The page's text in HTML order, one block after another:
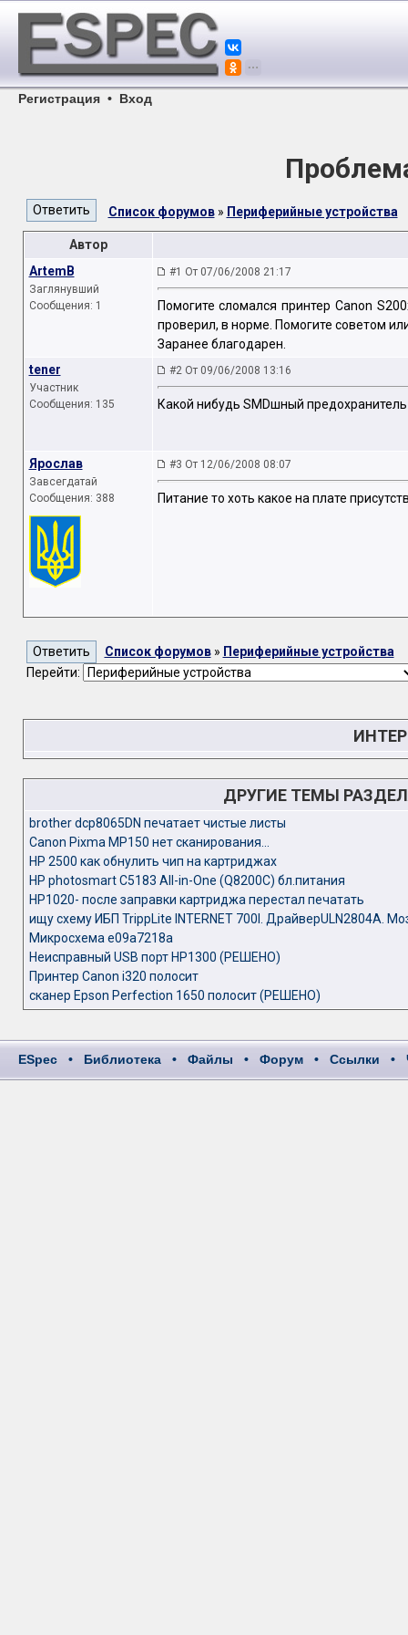
Регистрация • Вход
Список форумов» Периферийные устройства
Автор
ArtemB
Заглянувший
Сообщения: 1
#1 От 07/06/2008 21:17
Помогите сломался принтер Canon
проверил, в норме. Помогите советом
Заранее благодарен.
tener
Участник
Сообщения: 135
#2 От 09/06/2008 13:16
Какой нибудь SMDшный предохранитель
Ярослав
Завсегдатай
Сообщения: 388
#3 От 12/06/2008 08:07
Питание то хоть какое на плате
Список форумов» Периферийные устройства
Перейти:
ДРУГИЕ ТЕМЫ
brother dcp8065DN печатает чистые листы
Canon Pixma MP150 нет сканирования...
HP 2500 как обнулить чип на картриджах
HP photosmart C5183 All-in-One (Q8200C) бл.питания
HP1020- после заправки картриджа перестал печатать
ищу схему ИБП TrippLite INTERNET 700I. ДрайверULN2804A.
Микросхема e09a7218a
Неисправный USB порт HP1300 (РЕШЕНО)
Принтер Canon i320 полосит
сканер Epson Perfection 1650 полосит (РЕШЕНО)
ESpec • Библиотека • Файлы • Форум • Ссылки •